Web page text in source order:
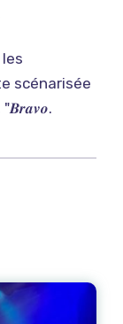
scénarisée